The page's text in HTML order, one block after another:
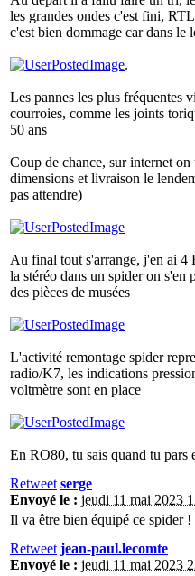
les grandes ondes c'est fini,
c'est bien dommage car dans
.
Les pannes les plus fréquentes
courroies, comme les joints
50 ans
Coup de chance, sur internet
dimensions et livraison le
pas attendre)
Au final tout s'arrange, j'en ai
la stéréo dans un spider on s'en
des pièces de musées
L'activité remontage spider
radio/K7, les indications
voltmètre sont en place
En RO80, tu sais quand tu pars
Retweet serge
Envoyé le : jeudi 11 mai 2023
Il va être bien équipé ce spider !
Retweet jean-paul.lecomte
Envoyé le : jeudi 11 mai 2023